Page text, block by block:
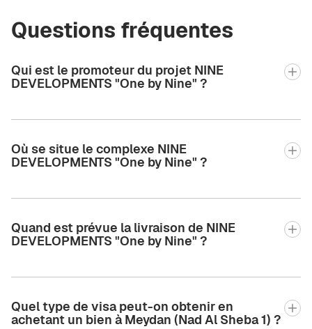
Questions fréquentes
Qui est le promoteur du projet NINE
DEVELOPMENTS "One by Nine" ?
Où se situe le complexe NINE
DEVELOPMENTS "One by Nine" ?
Quand est prévue la livraison de NINE
DEVELOPMENTS "One by Nine" ?
Quel type de visa peut-on obtenir en
achetant un bien à Meydan (Nad Al Sheba 1) ?